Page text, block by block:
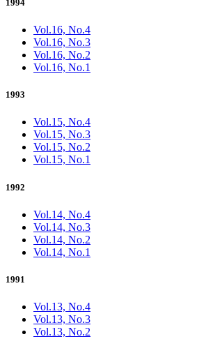
1994
Vol.16, No.4
Vol.16, No.3
Vol.16, No.2
Vol.16, No.1
1993
Vol.15, No.4
Vol.15, No.3
Vol.15, No.2
Vol.15, No.1
1992
Vol.14, No.4
Vol.14, No.3
Vol.14, No.2
Vol.14, No.1
1991
Vol.13, No.4
Vol.13, No.3
Vol.13, No.2